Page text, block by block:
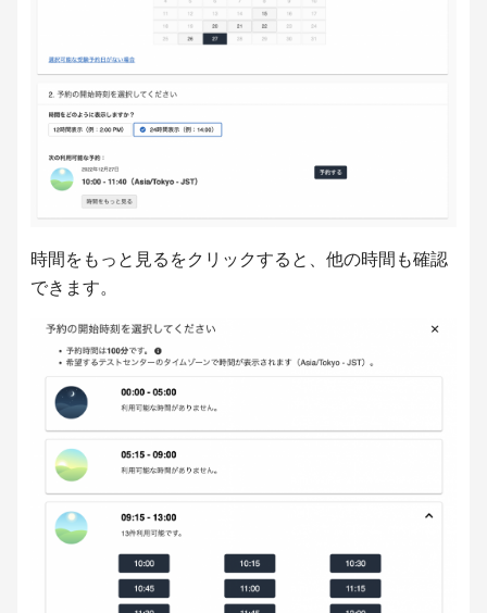
時間をもっと見るをクリックすると、他の時間も確認
できます。